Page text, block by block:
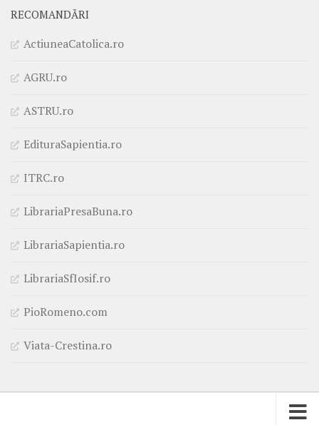
RECOMANDĂRI
ActiuneaCatolica.ro
AGRU.ro
ASTRU.ro
EdituraSapientia.ro
ITRC.ro
LibrariaPresaBuna.ro
LibrariaSapientia.ro
LibrariaSfIosif.ro
PioRomeno.com
Viata-Crestina.ro